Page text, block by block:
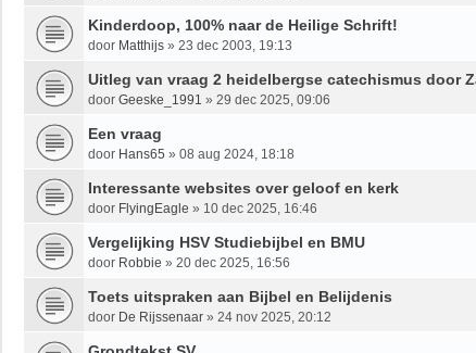
Kinderdoop, 100% naar de Heilige Schrift!
door Matthijs » 23 dec 2003, 19:13
Uitleg van vraag 2 heidelbergse catechismus door
door Geeske_1991 » 29 dec 2025, 09:06
Een vraag
door Hans65 » 08 aug 2024, 18:18
Interessante websites over geloof en kerk
door FlyingEagle » 10 dec 2025, 16:46
Vergelijking HSV Studiebijbel en BMU
door Robbie » 20 dec 2025, 16:56
Toets uitspraken aan Bijbel en Belijdenis
door De Rijssenaar » 24 nov 2025, 20:12